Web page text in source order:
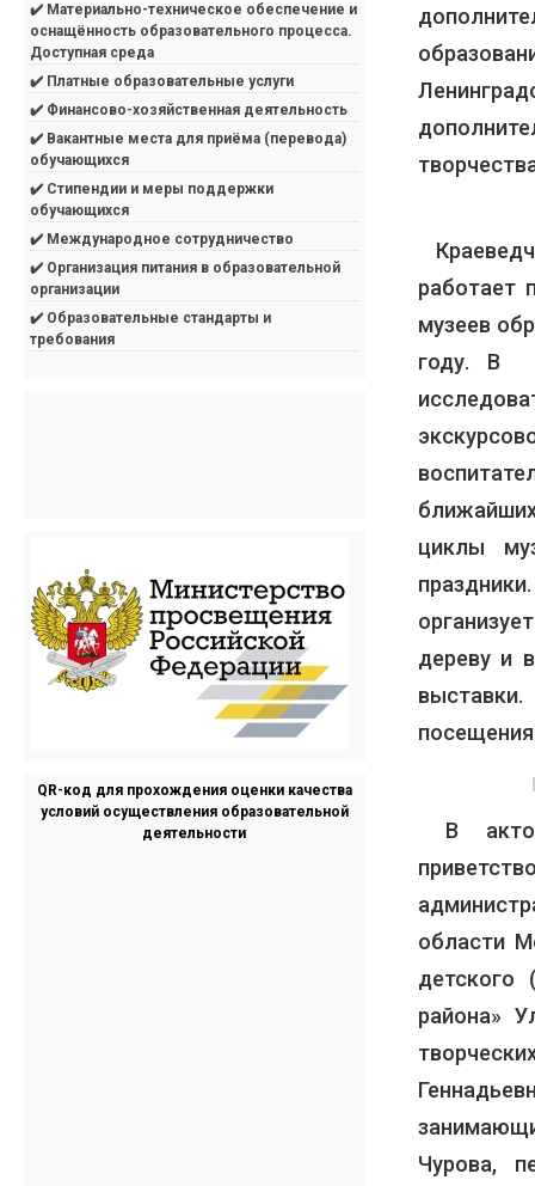
работает
музеев
году. В
циклы
дереву и
В
области
детского
района»
Чурова,
✔️ Материально-техническое обеспечение и
оснащённость образовательного процесса.
Доступная среда
✔️ Платные образовательные услуги
✔️ Финансово-хозяйственная деятельность
✔️ Вакантные места для приёма (перевода)
обучающихся
✔️ Стипендии и меры поддержки
обучающихся
✔️ Международное сотрудничество
✔️ Организация питания в образовательной
организации
✔️ Образовательные стандарты и
требования
QR-код для прохождения оценки качества
условий осуществления образовательной
деятельности